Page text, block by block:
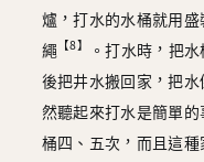
爐，打水的水桶就用
繩
【8】
。打水時，把
後把井水搬回家，把
然聽起來打水是簡單
桶四、五次，而且這